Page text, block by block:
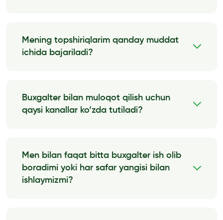
to‘lov varaqasini tayyorlaydi va elektron kalit […]
Batafsil malumot
Mening topshiriqlarim qanday muddat
ichida bajariladi?
bajarilishi mumkin.
Batafsil malumot
Buxgalter bilan muloqot qilish uchun
qaysi kanallar ko‘zda tutiladi?
yozishmalardan foydalanishi mumkin.
Batafsil malumot
Men bilan faqat bitta buxgalter ish olib
boradimi yoki har safar yangisi bilan
ishlaymizmi?